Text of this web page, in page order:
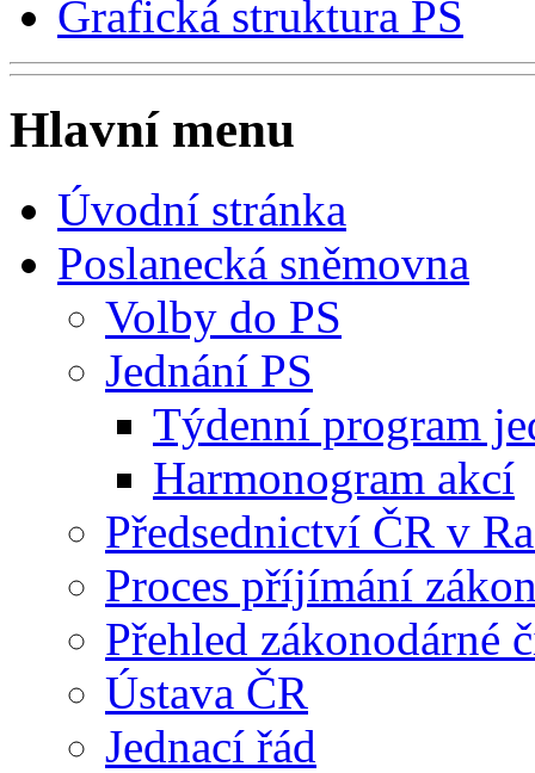
Grafická struktura PS
Hlavní menu
Úvodní stránka
Poslanecká sněmovna
Volby do PS
Jednání PS
Týdenní program
Harmonogram akcí
Předsednictví ČR v
Proces příjímání
Přehled zákonodárné
Ústava ČR
Jednací řád